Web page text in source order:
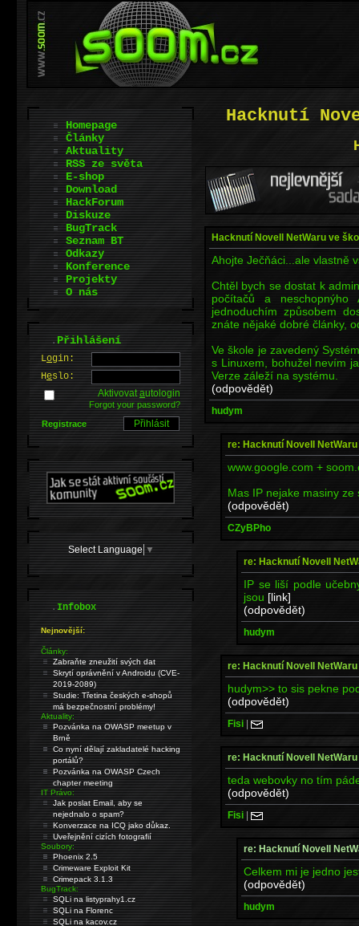
Hacknutí
Hacknutí Novell NetWaru ve
Ahojte Ječňáci...ale vlastně
Chtěl bych se dostat k
počítačů a
jednoduchím způsobem
znáte nějaké dobré články,
Ve škole je zavedený
s Linuxem, bohužel nevím
Verze záleží na systému.
(odpovědět)
hudym
re: Hacknutí Novell
www.google.com +
Mas IP nejake masiny
(odpovědět)
CZyBPho
re: Hacknutí Novell
IP se liší podle
jsou [link]
(odpovědět)
hudym
re: Hacknutí Novell
hudym>> to sis pekne
(odpovědět)
Fisi |
re: Hacknutí Novell
teda webovky no tím
(odpovědět)
Fisi |
re: Hacknutí Novell
Celkem mi je jedno
(odpovědět)
hudym
Homepage
Články
Aktuality
RSS ze světa
E-shop
Download
HackForum
Diskuze
BugTrack
Seznam BT
Odkazy
Konference
Projekty
O nás
.Přihlášení
Login:
Heslo:
Aktivovatautologin
Forgot your password?
Registrace
Select Language ▼
.Infobox
Nejnovější:
Články:
Zabraňte zneužití svých dat
Skrytí oprávnění v Androidu (CVE-
2019-2089)
Studie: Třetina českých e-shopů
má bezpečnostní problémy!
Aktuality:
Pozvánka na OWASP meetup v
Brně
Co nyní dělají zakladatelé hacking
portálů?
Pozvánka na OWASP Czech
chapter meeting
IT Právo:
Jak poslat Email, aby se
nejednalo o spam?
Konverzace na ICQ jako důkaz.
Uveřejnění cizích fotografií
Soubory:
Phoenix 2.5
Crimeware Exploit Kit
Crimepack 3.1.3
BugTrack:
SQLi na listyprahy1.cz
SQLi na Florenc
SQLi na kacov.cz